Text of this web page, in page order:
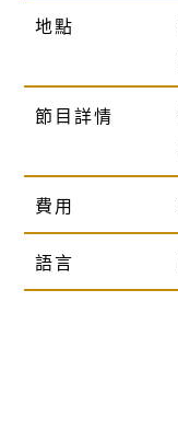
地點
節目詳情
費用
語言